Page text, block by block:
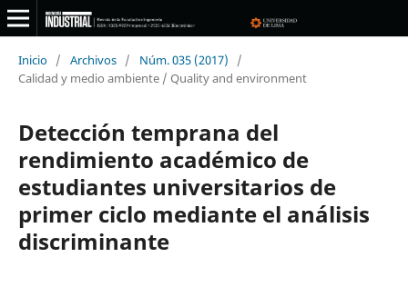
Inicio / Archivos / Núm. 035 (2017)
/
Calidad y medio ambiente / Quality and environment
Detección temprana del
rendimiento académico de
estudiantes universitarios de
primer ciclo mediante el análisis
discriminante